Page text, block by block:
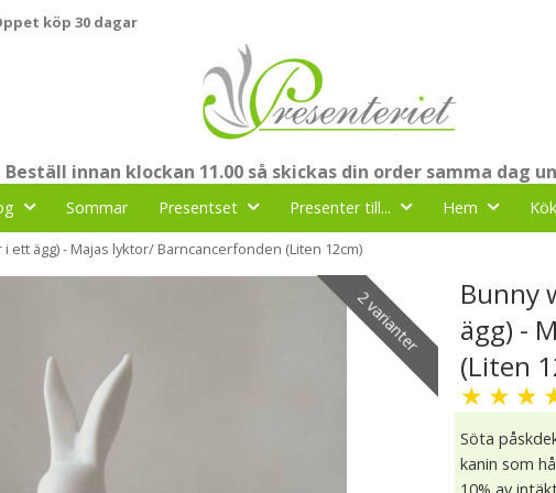
köp 30 dagar
Beställ innan klockan 11.00 så skickas din order samma dag
Sommar Presentset Presenter till... Hem Kök
ett ägg) - Majas lyktor/ Barncancerfonden (Liten 12cm)
2 varianter
Bunny
ägg) -
(Liten
★ ★ ★
Söta
kanin som